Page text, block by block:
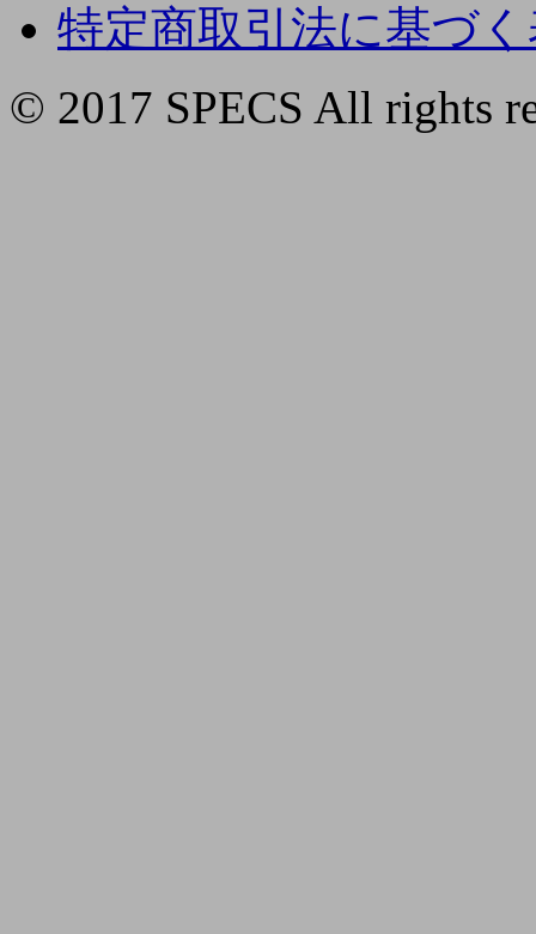
特定商取引法に基づ
© 2017 SPECS All rights